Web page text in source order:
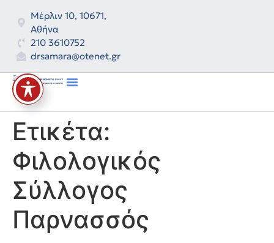
Μέρλιν 10, 10671,
Αθήνα
210 3610752
drsamara@otenet.gr
Ετικέτα:
Φιλολογικός
Σύλλογος
Παρνασσός